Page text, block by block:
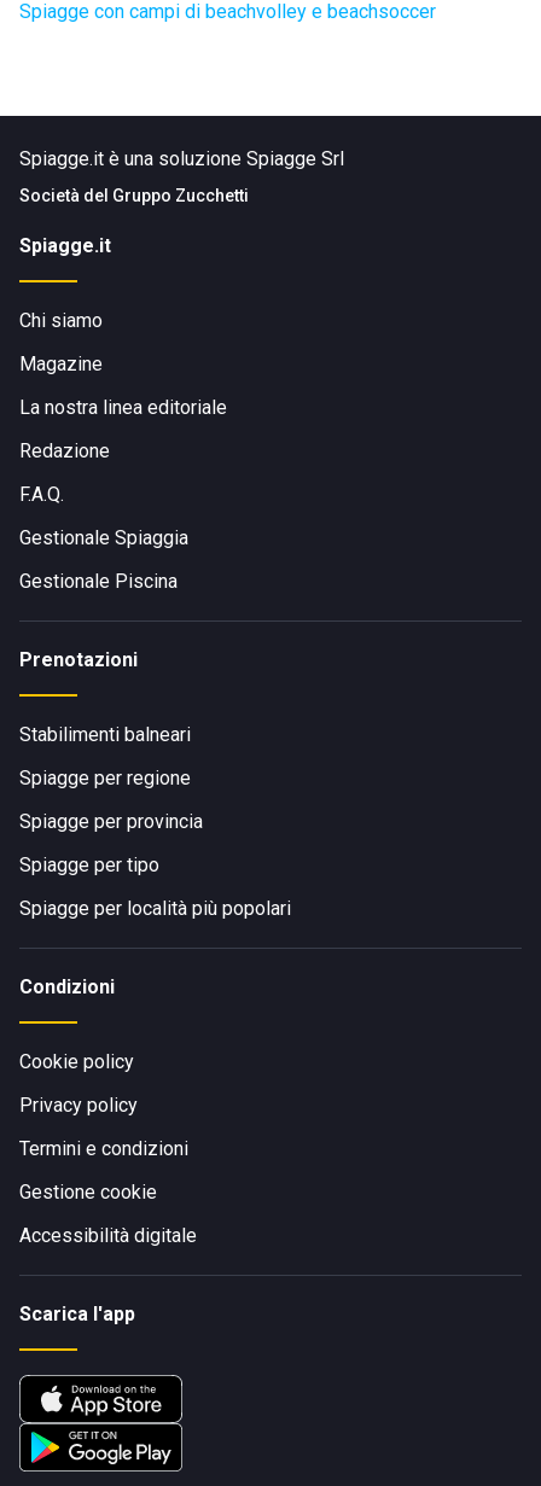
Spiagge con campi di beachvolley e beachsoccer
Spiagge.it è una soluzione Spiagge Srl
Società del Gruppo Zucchetti
Spiagge.it
Chi siamo
Magazine
La nostra linea editoriale
Redazione
F.A.Q.
Gestionale Spiaggia
Gestionale Piscina
Prenotazioni
Stabilimenti balneari
Spiagge per regione
Spiagge per provincia
Spiagge per tipo
Spiagge per località più popolari
Condizioni
Cookie policy
Privacy policy
Termini e condizioni
Gestione cookie
Accessibilità digitale
Scarica l'app